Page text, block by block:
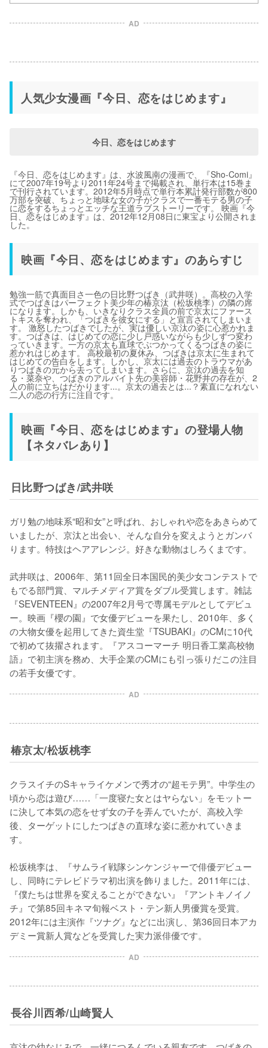
AD
人気少女漫画『今日、恋をはじめます』
今日、恋をはじめます
『今日、恋をはじめます』は、水波風南の漫画で、『Sho-Comi』
にて2007年19号より2011年24号まで掲載され、単行本は15巻ま
で刊行されています。2012年5月時点で単行本累計発行部数が800
万部を突破、ちょっと地味な女の子がクラスで一番モテる男の子
に恋をするちょっとエッチな王道ラブストーリーです。 映画『今
日、恋をはじめます』は、2012年12月08日に東宝より公開されま
した。
映画『今日、恋をはじめます』のあらすじ
勉強一筋で真面目さ一色の日比野つばき（武井咲）。高校の入学
式でつばきはパーフェクト美少年の椿京汰（松坂桃李）の隣の席
になります。しかも、いきなりクラス全員の前で京太にファース
トキスを奪われ、「つばきを彼女にする」と宣言されてしまいま
す。 激怒したつばきでしたが、実は優しい京汰の姿に心惹かれま
す。つばきは、はじめての恋に少し戸惑いながらも少しずつ変わ
っていきます。一方の京太も直球でぶつかってくるつばきの姿に
惹かれはじめます。 高校最初の夏休み、つばきは京太に生まれて
はじめての告白をします。しかし、京太には過去のトラウマがあ
りつばきの元から去ってしまいます。さらに、京汰の過去を知
る・菜奈や、つばきのアルバイト先の美容師・花野井の存在が、2
人の前に立ちはだかります...。京太の過去とは...？素直になれない
二人の恋の行方に注目です。
映画『今日、恋をはじめます』の登場人物
【ネタバレあり】
日比野つばき/武井咲
ガリ勉の地味系“昭和女”と呼ばれ、おしゃれや恋をあきらめて
いましたが、京汰と出会い、そんな自分を変えようとガンバ
ります。特技はヘアアレンジ。好きな動物はしろくまです。
武井咲は、2006年、第11回全日本国民的美少女コンテストで
もでる部門賞、マルチメディア賞をダブル受賞します。雑誌
『SEVENTEEN』の2007年2月号で専属モデルとしてデビュ
ー。映画『櫻の園』で女優デビューを果たし、2010年、多く
の大物女優を起用してきた資生堂『TSUBAKI』のCMに10代
で初めて抜擢されます。『アスコーマーチ 明日香工業高校物
語』で初主演を務め、大手企業のCMにも引っ張りだこの注目
AD
椿京太/松坂桃李
クラスイチのSキャライケメンで秀才の“超モテ男”。中学生の
頃から恋は遊び……「一度寝た女とはヤらない」をモットー
に決して本気の恋をせず女の子を弄んでいたが、高校入学
後、ターゲットにしたつばきの直球な姿に惹かれていきま
す。
松坂桃李は、『サムライ戦隊シンケンジャーで俳優デビュー
し、同時にテレビドラマ初出演を飾りました。2011年には、
『僕たちは世界を変えることができない』『アントキノイノ
チ』で第85回キネマ旬報ベスト・テン新人男優賞を受賞。
2012年には主演作『ツナグ』などに出演し、第36回日本アカ
デミー賞新人賞などを受賞した実力派俳優です。
AD
長谷川西希/山崎賢人